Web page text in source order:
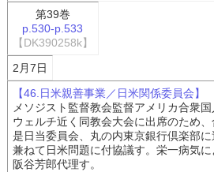
第39巻
p.530-p.533
【DK390258k】
2月7日
【46.日米親善事業／日米関係委員会】
メソジスト監督教会監督アメリカ合衆国
ウェルチ近く同教会大会に出席のため、
是日当委員会、丸の内東京銀行倶楽部に
兼ねて日米問題に付協議す。栄一病気に
阪谷芳郎代理す。